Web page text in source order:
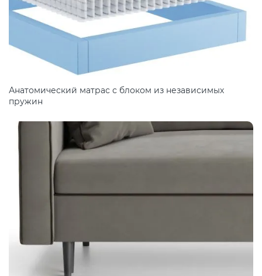
Анатомический матрас с блоком из независимых
пружин